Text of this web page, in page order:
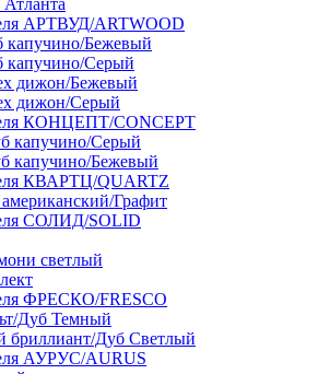
АРТВУД/ARTWOOD
капучино/Бежевый
капучино/Серый
дижон/Бежевый
дижон/Серый
КОНЦЕПТ/CONCEPT
капучино/Серый
капучино/Бежевый
КВАРТЦ/QUARTZ
Графит
СОЛИД/SOLID
светлый
ФРЕСКО/FRESCO
Дуб Темный
бриллиант/Дуб Светлый
АУРУС/AURUS